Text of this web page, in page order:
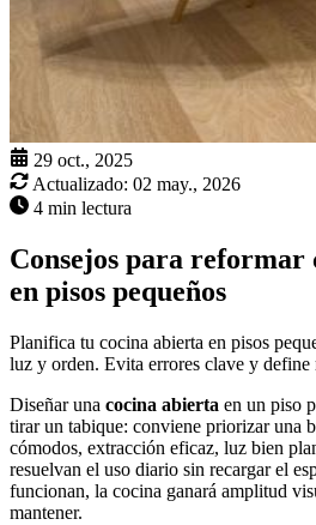
29 oct., 2025
Actualizado: 02 may., 2026
4 min lectura
Consejos para reformar
en pisos pequeños
Planifica tu cocina abierta en pisos
luz y orden. Evita errores clave y define
Diseñar una cocina abierta en un piso
tirar un tabique: conviene priorizar una
cómodos, extracción eficaz, luz bien
resuelvan el uso diario sin recargar el
funcionan, la cocina ganará amplitud
mantener.